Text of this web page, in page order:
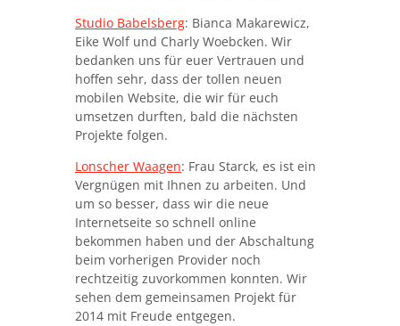
Studio Babelsberg: Bianca Makarewicz,
Eike Wolf und Charly Woebcken. Wir
bedanken uns für euer Vertrauen und
hoffen sehr, dass der tollen neuen
mobilen Website, die wir für euch
umsetzen durften, bald die nächsten
Projekte folgen.
Lonscher Waagen: Frau Starck, es ist ein
Vergnügen mit Ihnen zu arbeiten. Und
um so besser, dass wir die neue
Internetseite so schnell online
bekommen haben und der Abschaltung
beim vorherigen Provider noch
rechtzeitig zuvorkommen konnten. Wir
sehen dem gemeinsamen Projekt für
2014 mit Freude entgegen.